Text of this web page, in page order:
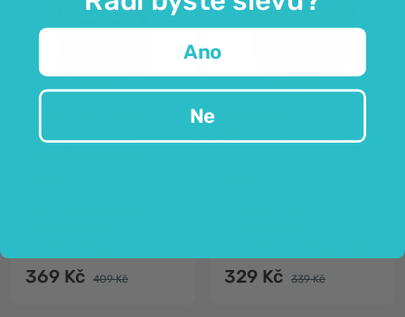
Tan up krém na
369 Kč 409 Kč
Bambucké máslo
329 Kč 339 Kč
Ano
Ne